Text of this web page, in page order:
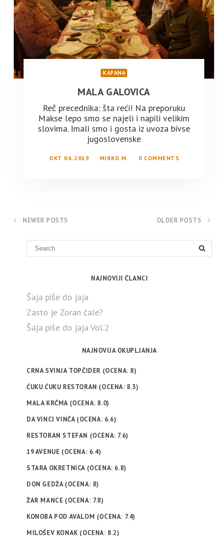
KAFANA
MALA GALOVICA
Reč precednika: šta reći! Na preporuku
Makse lepo smo se najeli i napili velikim
slovima. Imali smo i gosta iz uvoza bivse
jugoslovenske
OKT 04, 2019 MIRKO M. 0 COMMENTS
NEWER POSTS OLDER POSTS
NAJNOVIJI ČLANCI
Šaja piše do jaja
Zasto je Zoran ćale?
Šaja piše do jaja Vol.2
NAJNOVIJA OKUPLJANJA
CRNA SVINJA TOPČIDER (OCENA: 8)
ĆUKU ĆUKU RESTORAN (OCENA: 8.3)
MALA KRČMA (OCENA: 8.0)
DA VINCI VINČA (OCENA: 6.6)
RESTORAN STEFAN (OCENA: 7.6)
19 AVENUE (OCENA: 6.4)
STARA OKRETNICA (OCENA: 6.8)
DON GEDŽA (OCENA: 8)
ŽAR MANCE (OCENA: 7.8)
KONOBA POD AVALOM (OCENA: 7.4)
MILOŠEV KONAK (OCENA: 8.2)